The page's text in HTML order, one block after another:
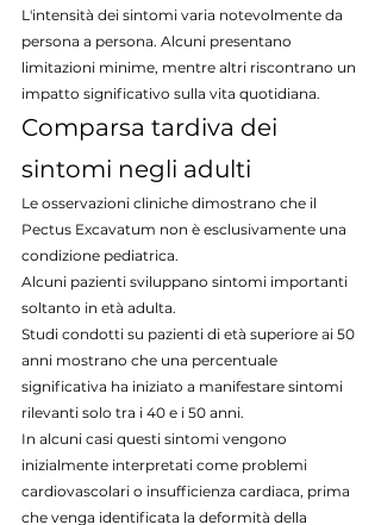
L'intensità dei sintomi varia notevolmente da
persona a persona. Alcuni presentano
limitazioni minime, mentre altri riscontrano un
impatto significativo sulla vita quotidiana.
Comparsa tardiva dei
sintomi negli adulti
Le osservazioni cliniche dimostrano che il
Pectus Excavatum non è esclusivamente una
condizione pediatrica.
Alcuni pazienti sviluppano sintomi importanti
soltanto in età adulta.
Studi condotti su pazienti di età superiore ai 50
anni mostrano che una percentuale
significativa ha iniziato a manifestare sintomi
rilevanti solo tra i 40 e i 50 anni.
In alcuni casi questi sintomi vengono
inizialmente interpretati come problemi
cardiovascolari o insufficienza cardiaca, prima
che venga identificata la deformità della